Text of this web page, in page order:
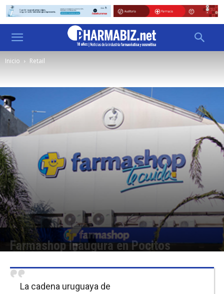
Inicio Retail
Farmashop inaugura en Pocitos
La cadena uruguaya de